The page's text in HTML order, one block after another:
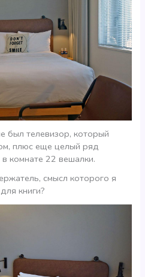
был телевизор, который
плюс еще целый ряд
комнате 22 вешалки.
смысл которого я
книги?